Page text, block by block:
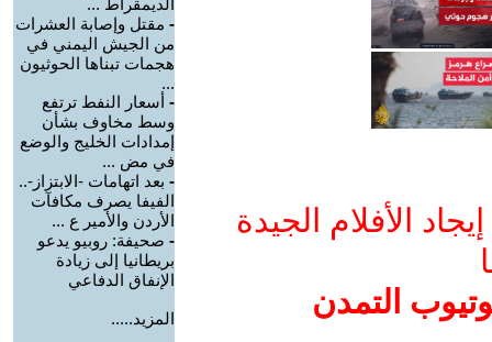
الأفلام الجيدة
التمدن
الديمقراط ...
- مقتل وإصابة العشرات
من الجيش اليمني في
هجمات تبناها الحوثيون
...
- أسعار النفط ترتفع
وسط مخاوف بشأن
إمدادات الخليج والوضع
في مض ...
- بعد اتهامات -الابتزاز-..
الفيفا يصرف مكافآت
الأردن والأمير ع ...
- صحيفة: روبيو يدعو
بريطانيا إلى زيادة
الإنفاق الدفاعي
المزيد.....